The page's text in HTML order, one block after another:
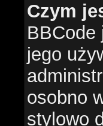
Czym
BBCode
jego
osobno
stylowo